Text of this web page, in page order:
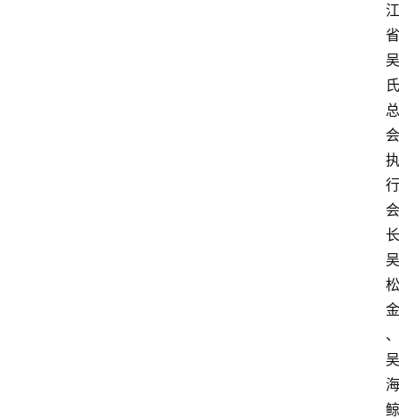
江
省
吴
氏
总
会
执
行
会
长
吴
松
金
、
吴
海
鲸